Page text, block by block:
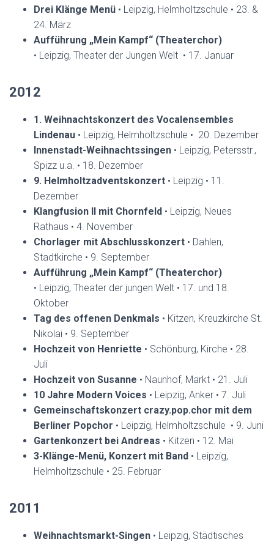
Drei Klänge Menü • Leipzig, Helmholtzschule • 23. &
24. März
Aufführung „Mein Kampf“ (Theaterchor)
• Leipzig, Theater der Jungen Welt • 17. Januar
2012
1. Weihnachtskonzert des Vocalensembles
Lindenau • Leipzig, Helmholtzschule • 20. Dezember
Innenstadt-Weihnachtssingen • Leipzig, Petersstr.,
Spizz u.a. • 18. Dezember
9. Helmholtzadventskonzert • Leipzig • 11.
Dezember
Klangfusion II mit Chornfeld • Leipzig, Neues
Rathaus • 4. November
Chorlager mit Abschlusskonzert • Dahlen,
Stadtkirche • 9. September
Aufführung „Mein Kampf“ (Theaterchor)
• Leipzig, Theater der jungen Welt • 17. und 18.
Oktober
Tag des offenen Denkmals • Kitzen, Kreuzkirche St.
Nikolai • 9. September
Hochzeit von Henriette • Schönburg, Kirche • 28.
Juli
Hochzeit von Susanne • Naunhof, Markt • 21. Juli
10 Jahre Modern Voices • Leipzig, Anker • 7. Juli
Gemeinschaftskonzert crazy.pop.chor mit dem
Berliner Popchor • Leipzig, Helmholtzschule • 9. Juni
Gartenkonzert bei Andreas • Kitzen • 12. Mai
3-Klänge-Menü, Konzert mit Band • Leipzig,
Helmholtzschule • 25. Februar
2011
Weihnachtsmarkt-Singen • Leipzig, Städtisches